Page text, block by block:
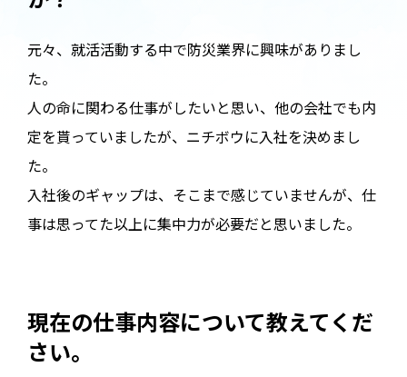
元々、就活活動する中で防災業界に興味がありまし
た。
人の命に関わる仕事がしたいと思い、他の会社でも内
定を貰っていましたが、ニチボウに入社を決めまし
た。
入社後のギャップは、そこまで感じていませんが、仕
事は思ってた以上に集中力が必要だと思いました。
現在の仕事内容について教えてくだ
さい。